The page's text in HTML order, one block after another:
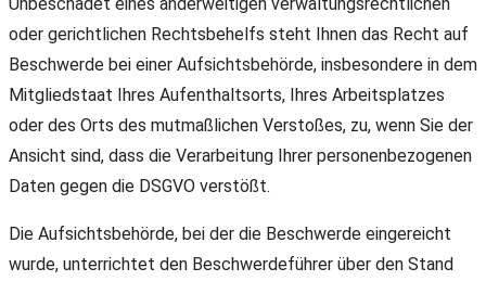
oder gerichtlichen Rechtsbehelfs steht Ihnen das Recht auf
Beschwerde bei einer Aufsichtsbehörde, insbesondere in dem
Mitgliedstaat Ihres Aufenthaltsorts, Ihres Arbeitsplatzes
oder des Orts des mutmaßlichen Verstoßes, zu, wenn Sie der
Ansicht sind, dass die Verarbeitung Ihrer personenbezogenen
Daten gegen die DSGVO verstößt.
Die Aufsichtsbehörde, bei der die Beschwerde eingereicht
wurde, unterrichtet den Beschwerdeführer über den Stand